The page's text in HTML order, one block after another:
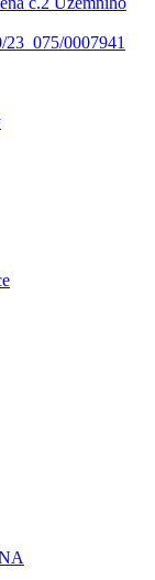
0007941